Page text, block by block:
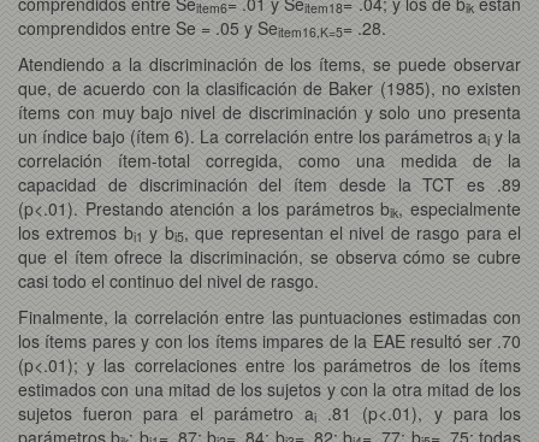
item6 item18 ik
comprendidos entre Se = .05 y Seitem16,K=5= .28.
Atendiendo a la discriminación de los ítems, se puede observar
que, de acuerdo con la clasificación de Baker (1985), no existen
ítems con muy bajo nivel de discriminación y solo uno presenta
un índice bajo (ítem 6). La correlación entre los parámetros aiy la
correlación ítem-total corregida, como una medida de la
capacidad de discriminación del ítem desde la TCT es .89
(p<.01). Prestando atención a los parámetros bik, especialmente
los extremos bi1 y bi5, que representan el nivel de rasgo para el
que el ítem ofrece la discriminación, se observa cómo se cubre
casi todo el continuo del nivel de rasgo.
Finalmente, la correlación entre las puntuaciones estimadas con
los ítems pares y con los ítems impares de la EAE resultó ser .70
(p<.01); y las correlaciones entre los parámetros de los ítems
estimados con una mitad de los sujetos y con la otra mitad de los
sujetos fueron para el parámetro ai
.81 (p<.01), y para los
parámetros b : b = .87; b = .84; b = .82; b = .77; b = .75; todas